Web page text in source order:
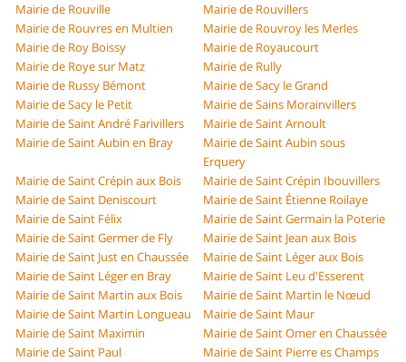
Mairie de Rouville
Mairie de Rouvillers
Mairie de Rouvres en Multien
Mairie de Rouvroy les Merles
Mairie de Roy Boissy
Mairie de Royaucourt
Mairie de Roye sur Matz
Mairie de Rully
Mairie de Russy Bémont
Mairie de Sacy le Grand
Mairie de Sacy le Petit
Mairie de Sains Morainvillers
Mairie de Saint André Farivillers
Mairie de Saint Arnoult
Mairie de Saint Aubin en Bray
Mairie de Saint Aubin sous
Erquery
Mairie de Saint Crépin aux Bois
Mairie de Saint Crépin Ibouvillers
Mairie de Saint Deniscourt
Mairie de Saint Étienne Roilaye
Mairie de Saint Félix
Mairie de Saint Germain la Poterie
Mairie de Saint Germer de Fly
Mairie de Saint Jean aux Bois
Mairie de Saint Just en Chaussée
Mairie de Saint Léger aux Bois
Mairie de Saint Léger en Bray
Mairie de Saint Leu d'Esserent
Mairie de Saint Martin aux Bois
Mairie de Saint Martin le Nœud
Mairie de Saint Martin Longueau
Mairie de Saint Maur
Mairie de Saint Maximin
Mairie de Saint Omer en Chaussée
Mairie de Saint Paul
Mairie de Saint Pierre es Champs